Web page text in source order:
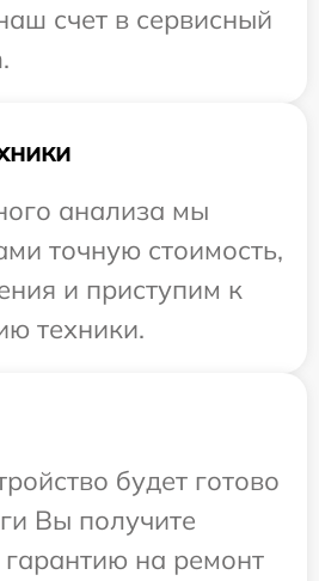
счет в сервисный
анализа мы
точную стоимость,
и приступим к
техники.
будет готово
Вы получите
на ремонт